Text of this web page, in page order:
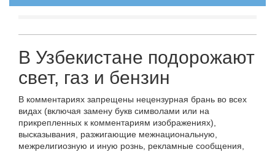
В Узбекистане подорожают
свет, газ и бензин
В комментариях запрещены нецензурная брань во всех
видах (включая замену букв символами или на
прикрепленных к комментариям изображениях),
высказывания, разжигающие межнациональную,
межрелигиозную и иную рознь, рекламные сообщения,